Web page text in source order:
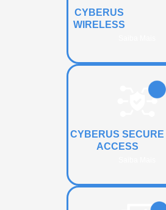
CYBERUS
WIRELESS
CYBERUS SECURE
ACCESS